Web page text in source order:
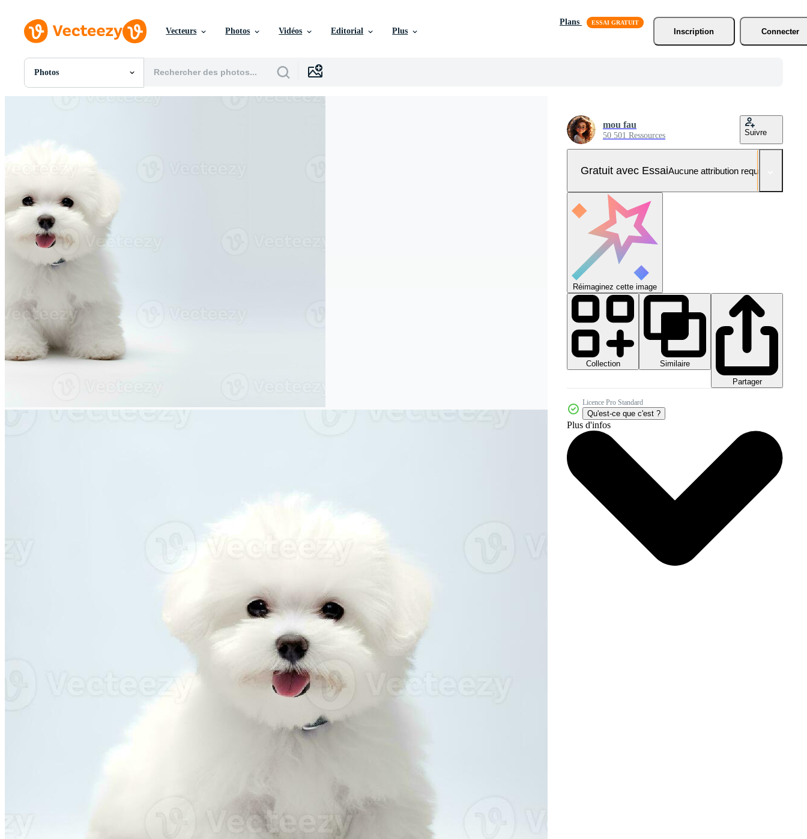
Vecteurs Photos Vidéos Editorial Plus
Plans
Inscription
Connecter
Photos
Toutes Images
Modèles
Images Éditoriales
Événements Éditoriaux
mou fau
50 501 Ressources Suivre
Gratuit avec EssaiAucune attribution requise
Réimaginez cette image
Collection
Similaire
Partager
Licence Pro Standard
Qu'est-ce que c'est ?
Plus d'infos